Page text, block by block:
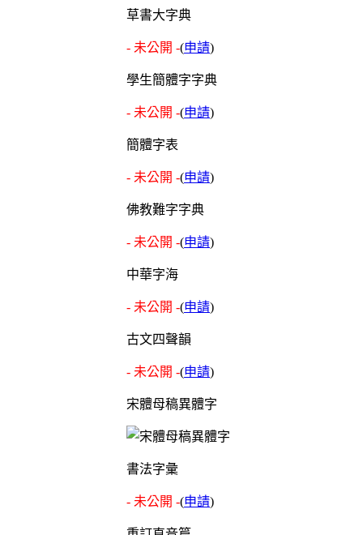
草書大字典
- 未公開 -(申請)
學生簡體字字典
- 未公開 -(申請)
簡體字表
- 未公開 -(申請)
佛教難字字典
- 未公開 -(申請)
中華字海
- 未公開 -(申請)
古文四聲韻
- 未公開 -(申請)
宋體母稿異體字
書法字彙
- 未公開 -(申請)